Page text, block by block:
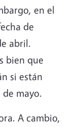
en el
de
abril.
bien que
si están
mayo.
A cambio,